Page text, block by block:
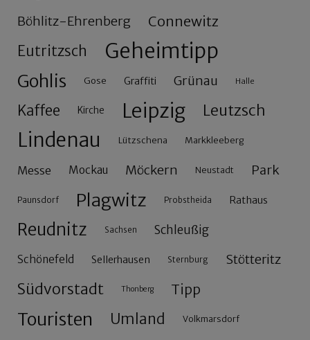
Böhlitz-Ehrenberg Connewitz
Eutritzsch Geheimtipp
Gohlis Gose Graffiti Grünau Halle
Kaffee Kirche Leipzig Leutzsch
Lindenau Lützschena Markkleeberg
Messe Mockau Möckern Neustadt Park
Paunsdorf Plagwitz Probstheida Rathaus
Reudnitz Sachsen Schleußig
Schönefeld Sellerhausen Sternburg Stötteritz
Südvorstadt Thonberg Tipp
Touristen Umland Volkmarsdorf